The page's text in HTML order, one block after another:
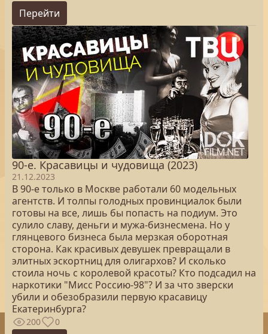
Перейти
90-е. Красавицы и чудовища (2023)
21.12.2023
В 90-е только в Москве работали 60 модельных
агентств. И толпы голодных провинциалок были
готовы на все, лишь бы попасть на подиум. Это
сулило славу, деньги и мужа-бизнесмена. Но у
глянцевого бизнеса была мерзкая оборотная
сторона. Как красивых девушек превращали в
элитных эскортниц для олигархов? И сколько
стоила ночь с королевой красоты? Кто подсадил на
наркотики "Мисс Россию-98"? И за что зверски
убили и обезобразили первую красавицу
Екатеринбурга?
200 0